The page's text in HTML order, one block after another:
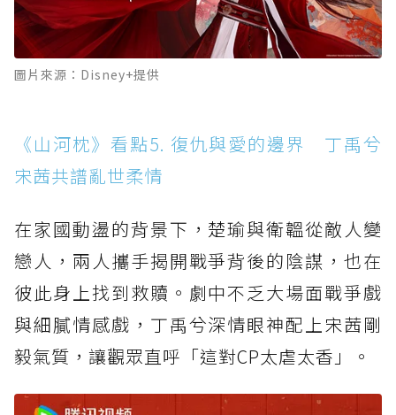
圖片來源：Disney+提供
《山河枕》看點5. 復仇與愛的邊界 丁禹兮
宋茜共譜亂世柔情
在家國動盪的背景下，楚瑜與衛韞從敵人變
戀人，兩人攜手揭開戰爭背後的陰謀，也在
彼此身上找到救贖。劇中不乏大場面戰爭戲
與細膩情感戲，丁禹兮深情眼神配上宋茜剛
毅氣質，讓觀眾直呼「這對CP太虐太香」。